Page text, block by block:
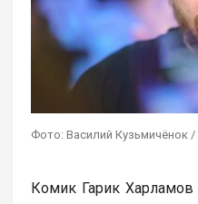
Фото: Василий Кузьмичёнок
Комик Гарик